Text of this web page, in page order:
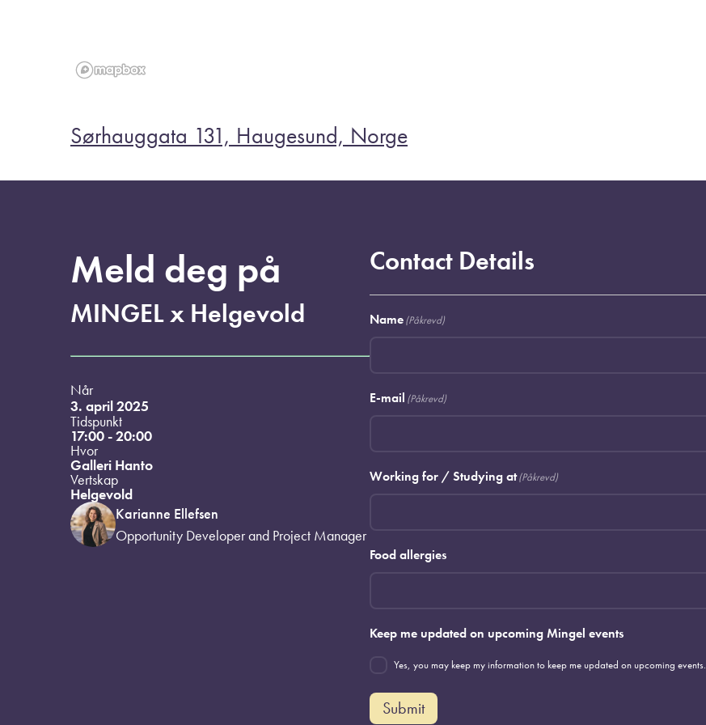
Sørhauggata 131, Haugesund, Norge
Meld deg på
MINGEL x Helgevold
Når
3. april 2025
Tidspunkt
17:00 - 20:00
Hvor
Galleri Hanto
Vertskap
Helgevold
Karianne Ellefsen
Opportunity Developer and Project Manager
Contact Details
Name(Påkrevd)
E-mail (Påkrevd)
Working for / Studying at(Påkrevd)
Food allergies
Keep me updated on upcoming Mingel events
Yes, you may keep my information to keep me updated on upcoming events.
Submit